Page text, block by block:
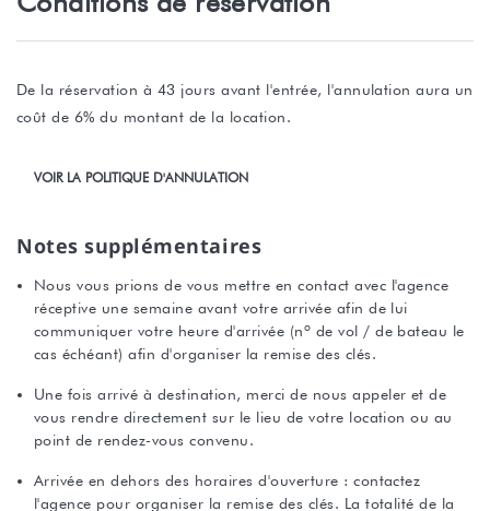
De la réservation à 43 jours avant l'entrée, l'annulation aura un
coût de 6% du montant de la location.
VOIR LA POLITIQUE D'ANNULATION
Notes supplémentaires
Nous vous prions de vous mettre en contact avec l'agence
réceptive une semaine avant votre arrivée afin de lui
communiquer votre heure d'arrivée (nº de vol / de bateau le
cas échéant) afin d'organiser la remise des clés.
Une fois arrivé à destination, merci de nous appeler et de
vous rendre directement sur le lieu de votre location ou au
point de rendez-vous convenu.
Arrivée en dehors des horaires d'ouverture : contactez
l'agence pour organiser la remise des clés. La totalité de la